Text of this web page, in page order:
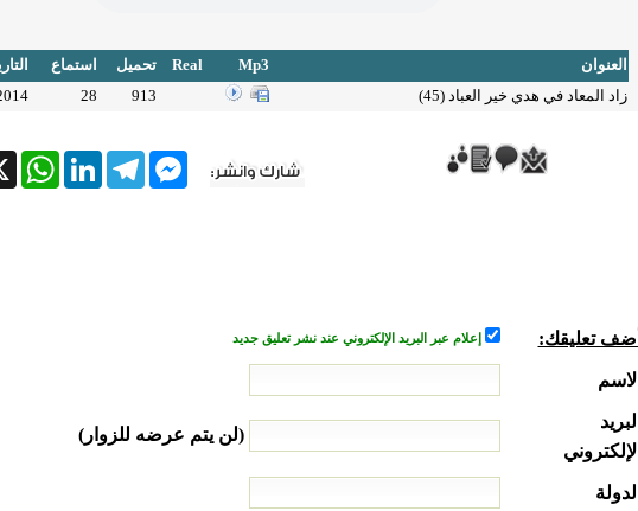
العنوان Mp3
Real تحميل استماع
زاد المعاد في هدي خير العباد (45)
913
28
X LinkedInTelegram
Messenger
أضف تعليقك: إعلام عبر البريد الإلكتروني عند نشر تعليق جديد
الاسم
البريد
الإلكتروني
(لن يتم عرضه للزوار)
الدولة